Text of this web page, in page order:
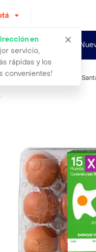
en
servicio,
rápidas y los
convenientes!
,Kikes,Santa Reyes